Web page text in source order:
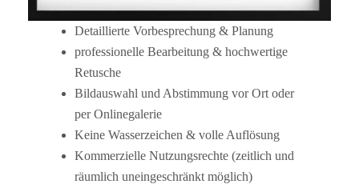
Detaillierte Vorbesprechung & Planung
professionelle Bearbeitung & hochwertige
Retusche
Bildauswahl und Abstimmung vor Ort oder
per Onlinegalerie
Keine Wasserzeichen & volle Auflösung
Kommerzielle Nutzungsrechte (zeitlich und
räumlich uneingeschränkt möglich)